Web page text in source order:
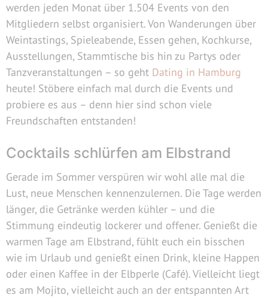
werden jeden Monat über 1.504 Events von den
Mitgliedern selbst organisiert. Von Wanderungen über
Weintastings, Spieleabende, Essen gehen, Kochkurse,
Ausstellungen, Stammtische bis hin zu Partys oder
Tanzveranstaltungen – so geht Dating in Hamburg
heute! Stöbere einfach mal durch die Events und
probiere es aus – denn hier sind schon viele
Freundschaften entstanden!
Cocktails schlürfen am Elbstrand
Gerade im Sommer verspüren wir wohl alle mal die
Lust, neue Menschen kennenzulernen. Die Tage werden
länger, die Getränke werden kühler – und die
Stimmung eindeutig lockerer und offener. Genießt die
warmen Tage am Elbstrand, fühlt euch ein bisschen
wie im Urlaub und genießt einen Drink, kleine Happen
oder einen Kaffee in der Elbperle (Café). Vielleicht liegt
es am Mojito, vielleicht auch an der entspannten Art